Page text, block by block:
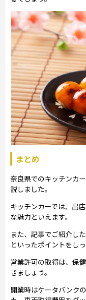
まとめ
奈良県でのキッチンカ
説しました。
キッチンカーでは、出
な魅力といえます。
また、記事でご紹介し
といったポイントをし
営業許可の取得は、保
きましょう。
開業時はケータバンク